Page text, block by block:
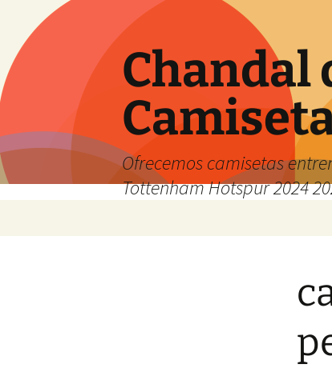
Chandal
Ofrecemos camisetas
Tottenham Hotspur 2024